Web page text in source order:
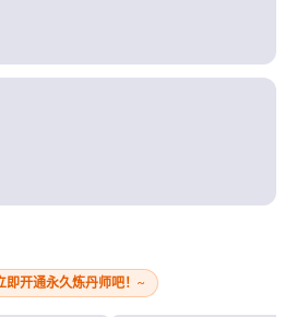
即开通永久炼丹师吧！~